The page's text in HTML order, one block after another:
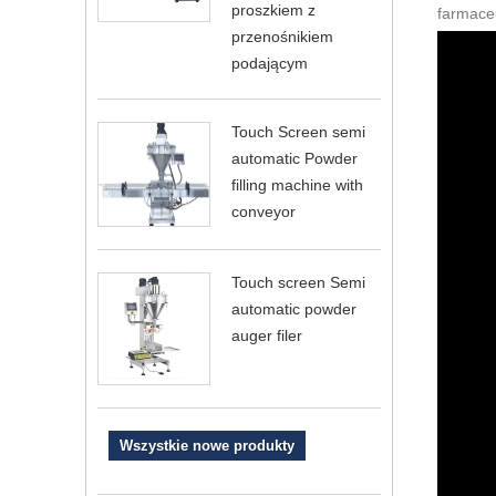
proszkiem z
przenośnikiem
podającym
Touch Screen semi
automatic Powder
filling machine with
conveyor
Touch screen Semi
automatic powder
auger filer
Wszystkie nowe produkty